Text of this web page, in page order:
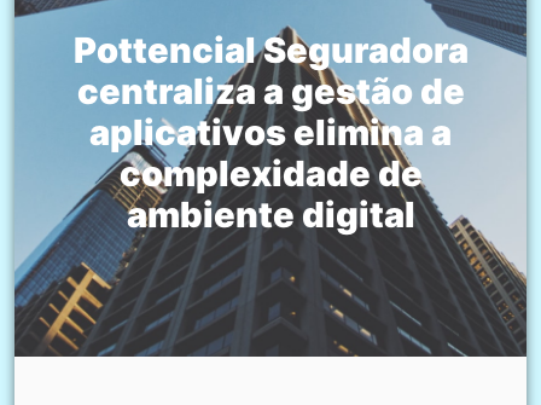
Pottencial Seguradora
centraliza a gestão de
aplicativos elimina a
complexidade de
ambiente digital